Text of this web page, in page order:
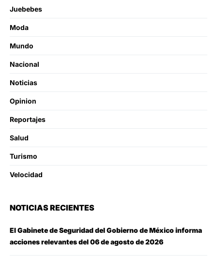
Juebebes
Moda
Mundo
Nacional
Noticias
Opinion
Reportajes
Salud
Turismo
Velocidad
NOTICIAS RECIENTES
El Gabinete de Seguridad del Gobierno de México informa
acciones relevantes del 06 de agosto de 2026